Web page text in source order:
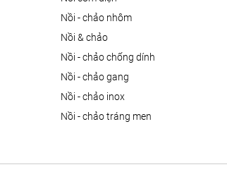
nồi - chảo nhôm
nồi & chảo
nồi - chảo chống dính
nồi - chảo gang
nồi - chảo inox
nồi - chảo tráng men